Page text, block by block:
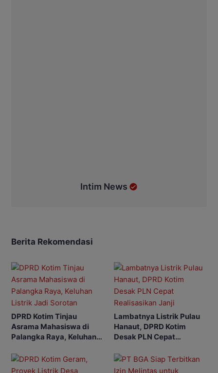
Intim News
Berita Rekomendasi
DPRD Kotim Tinjau
Asrama Mahasiswa di
Palangka Raya, Keluhan
Lambatnya Listrik Pulau
Hanaut, DPRD Kotim
Desak PLN Cepat